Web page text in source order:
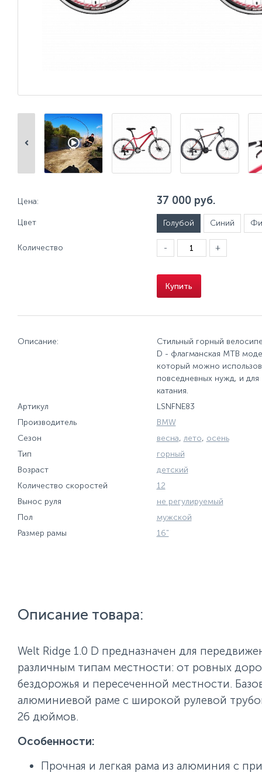
Цена: 37 000руб.
Цвет Голубой Синий
Количество - +
Купить
Описание:
Стильный горный
D - флагманская МТВ
который можно
повседневных нужд, и для
катания.
Артикул
LSNFNE83
Производитель
BMW
Сезон
весна, лето, осень
Тип
горный
Возраст
детский
Количество скоростей
12
Вынос руля
не регулируемый
Пол
мужской
Размер рамы
16"
Описание товара:
Welt Ridge 1.0 D предназначен для
различным типам местности: от ровных
бездорожья и пересеченной местности.
алюминиевой раме с широкой рулевой
26 дюймов.
Особенности:
Прочная и легкая рама из алюминия с